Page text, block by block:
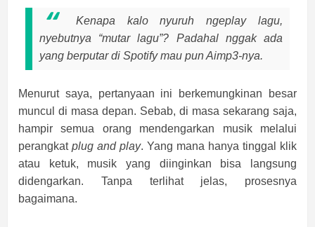
Kenapa kalo nyuruhngeplaylagu,
nyebutnya “mutar lagu”? Padahal nggak ada
yang berputar di Spotify mau pun Aimp3-nya.
Menurut saya, pertanyaan ini berkemungkinan besar
muncul di masa depan. Sebab, di masa sekarang saja,
hampir semua orang mendengarkan musik melalui
perangkat plug and play. Yang mana hanya tinggal klik
atau ketuk, musik yang diinginkan bisa langsung
didengarkan. Tanpa terlihat jelas, prosesnya
bagaimana.